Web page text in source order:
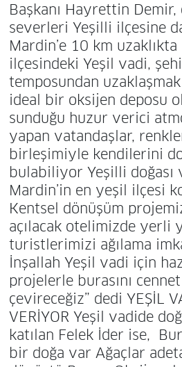
Başkanı Hayrettin
severleri Yeşilli ilçesine
Mardin’e 10 km
ilçesindeki Yeşil vadi,
temposundan
ideal bir oksijen deposu
sunduğu huzur verici
yapan vatandaşlar,
birleşimiyle kendilerini
bulabiliyor Yeşilli
Mardin’in en yeşil ilçesi
Kentsel dönüşüm
açılacak otelimizde yerli
turistlerimizi ağılama
İnşallah Yeşil vadi için
projelerle burasını
çevireceğiz” dedi YEŞİL
VERİYOR Yeşil vadide
katılan Felek İder ise,
bir doğa var Ağaçlar